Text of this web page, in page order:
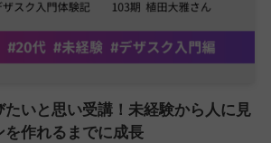
たいと思い受講！未経験から人に見
作れるまでに成長